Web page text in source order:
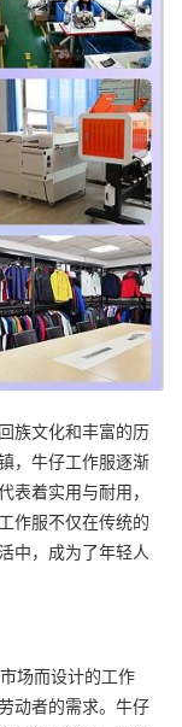
族文化和丰富的历
， 牛仔工作服逐渐
表着实用与耐用，
作服不仅在传统的
中，成为了年轻人
场而设计的工作
动者的需求。牛仔